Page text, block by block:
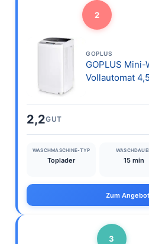
2
GOPLUS
GOPLUS
Vollautomat
2,2GUT
WASCHMASCHINE-TYP
Toplader 15 min
Zum Angebot
3